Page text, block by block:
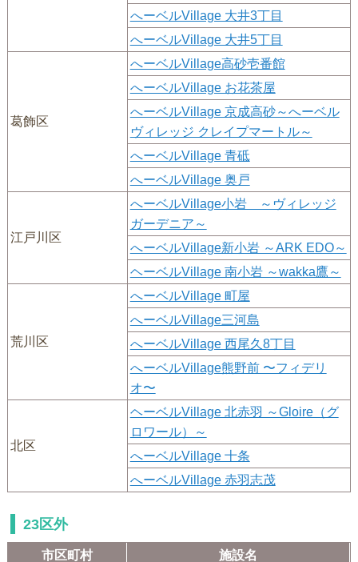
へーベルVillage 大井3丁目
へーベルVillage 大井5丁目
葛飾区
へーベルVillage高砂壱番館
へーベルVillage お花茶屋
へーベルVillage 京成高砂～へーベル
ヴィレッジ クレイプマートル～
へーベルVillage 青砥
へーベルVillage 奥戸
江戸川区
へーベルVillage小岩 ～ヴィレッジ
ガーデニア～
へーベルVillage新小岩 ～ARK EDO～
ヘーベルVillage 南小岩 ～wakka鷹～
荒川区
へーベルVillage 町屋
へーベルVillage三河島
へーベルVillage 西尾久8丁目
へーベルVillage熊野前 〜フィデリ
オ〜
北区
ヘーベルVillage 北赤羽 ～Gloire（グ
ロワール）～
へーベルVillage 十条
へーベルVillage 赤羽志茂
23区外
市区町村 施設名